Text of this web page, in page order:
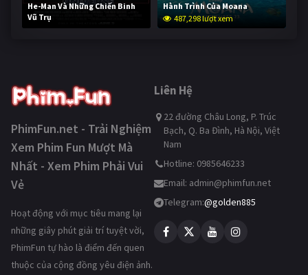
He-Man Và Những Chiến Binh
Vũ Trụ
235,812 lượt xem
Hành Trình Của Moana
487,298 lượt xem
PhimFun.net - Trải Nghiệm
Xem Phim Fun Mượt Mà
Nhất - Xem Phim Phải Vui
Vẻ
Hoạt động với mục tiêu mang lại
những giây phút giải trí tuyệt vời,
PhimFun tự hào là điểm đến quen
thuộc của cộng đồng yêu điện ảnh.
Liên Hệ
22 đường Châu Long, P. Trúc
Bạch, Q. Ba Đình, Hà Nội, Việt
Nam
Hotline: 0985646233
Email: admin@phimfun.net
Telegram:@golden885